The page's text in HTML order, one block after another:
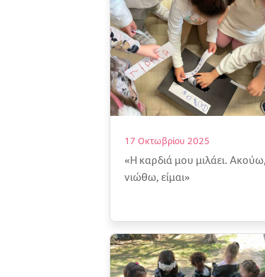
17 Οκτωβρίου 2025
«Η καρδιά μου μιλάει. Ακούω,
νιώθω, είμαι»